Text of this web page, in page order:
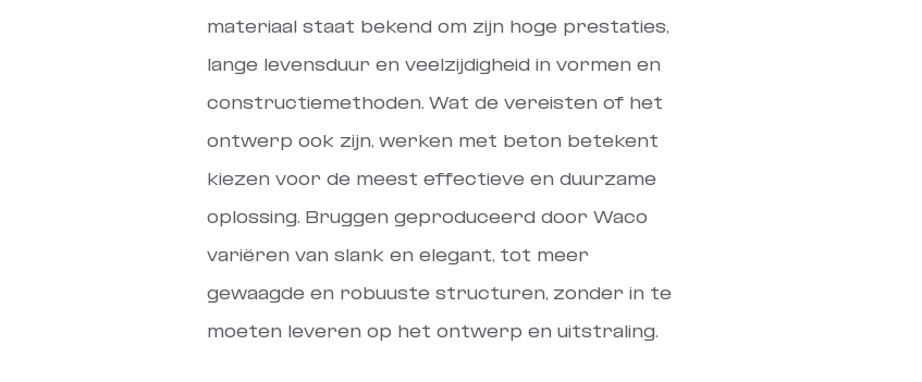
materiaal staat bekend om zijn hoge prestaties,
lange levensduur en veelzijdigheid in vormen en
constructiemethoden. Wat de vereisten of het
ontwerp ook zijn, werken met beton betekent
kiezen voor de meest effectieve en duurzame
oplossing. Bruggen geproduceerd door Waco
variëren van slank en elegant, tot meer
gewaagde en robuuste structuren, zonder in te
moeten leveren op het ontwerp en uitstraling.